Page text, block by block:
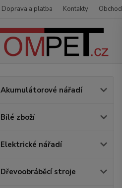
Doprava a platba Kontakty Obchod
Akumulátorové nářadí
Bílé zboží
Elektrické nářadí
Dřevoobráběcí stroje